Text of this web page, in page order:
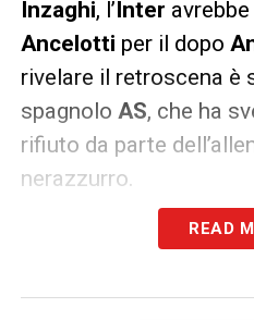
Inzaghi, l’Inter
Ancelotti per il dopo
rivelare il retroscena è
spagnolo AS, che ha
rifiuto da parte
nerazzurro.
Non il suo contratto all’
rossoneri sedendosi
READ